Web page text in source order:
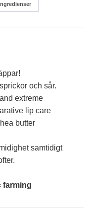
och sår.
extreme
lip care
butter
samtidigt
farming